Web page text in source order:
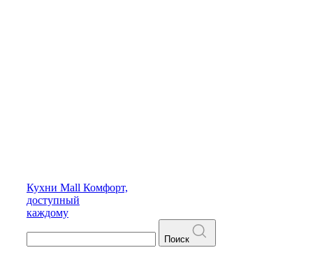
Кухни Mall Комфорт,
доступный
каждому
Поиск